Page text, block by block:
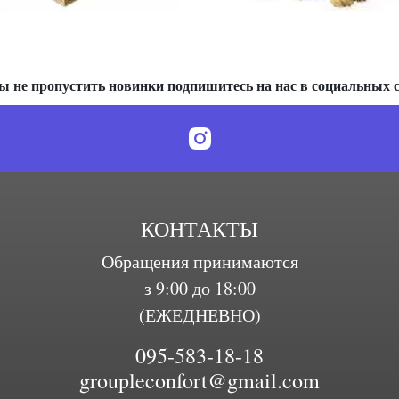
не пропустить новинки подпишитесь на нас в социальных
КОНТАКТЫ
Обращения принимаются
з 9:00 до 18:00
(ЕЖЕДНЕВНО)
095-583-18-18
groupleconfort@gmail.com